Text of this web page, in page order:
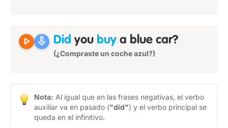
play_arrow mic Did you buy a blue car?
(¿Compraste un coche azul?)
Nota: Al igual que en las frases negativas, el verbo
auxiliar va en pasado ("did") y el verbo principal se
queda en el infinitivo.